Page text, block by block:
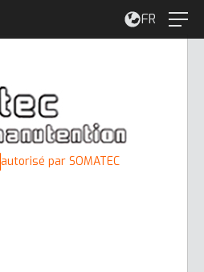
FR
autorisé par SOMATEC